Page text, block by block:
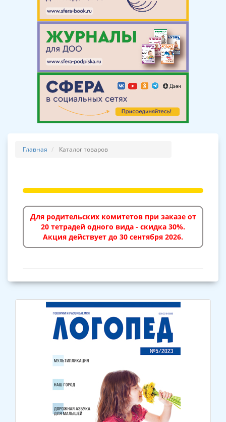
Главная Каталог товаров
Для родительских комитетов при заказе от
20 тетрадей одного вида - скидка 30%.
Акция действует до 30 сентября 2026.